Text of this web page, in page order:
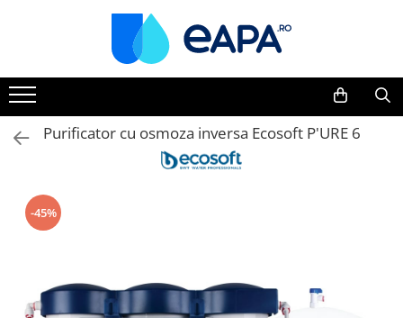
Toate Produsele
Dedurizare
Dedurizator tip Cabinet
Dedurizator Simplex
Carcase si filtre
Filtre 5"
Filtre 20" slim
Filtre Big Blue 10"
Purificator cu osmoza inversa Ecosoft P'URE 6
-45%